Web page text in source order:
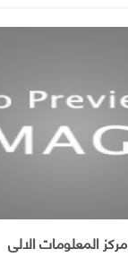
مركز المعلومات الالى